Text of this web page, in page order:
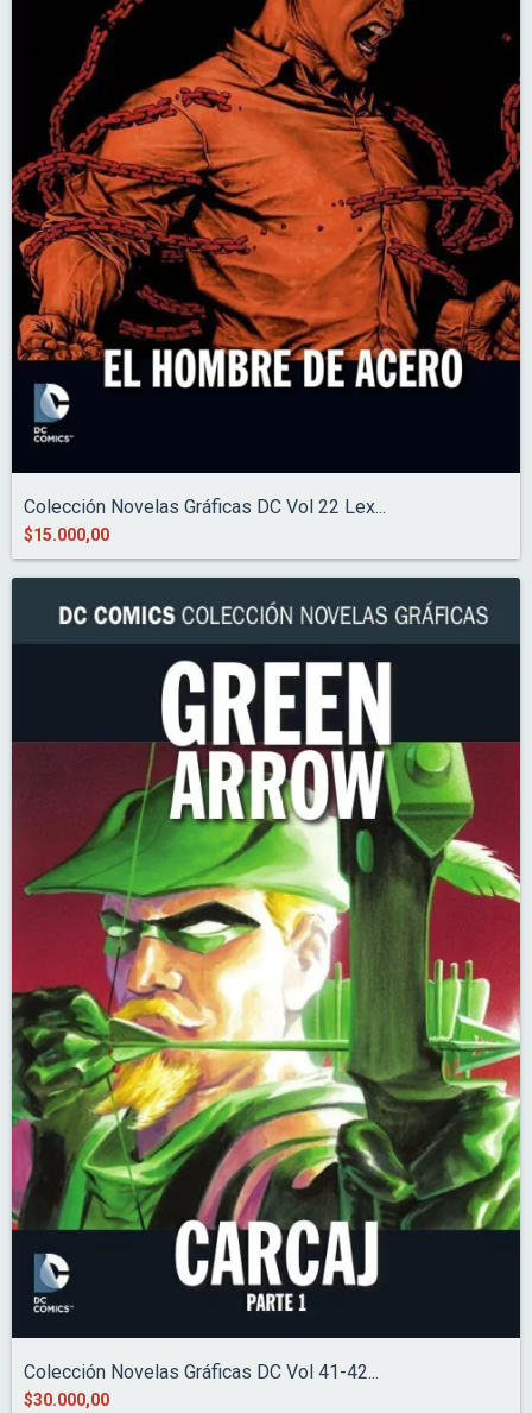
Colección Novelas Gráficas DC Vol 22 Lex...
$15.000,00
Colección Novelas Gráficas DC Vol 41-42...
$30.000,00